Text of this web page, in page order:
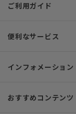
ご利用ガイド
便利なサービス
インフォメーション
おすすめコンテンツ